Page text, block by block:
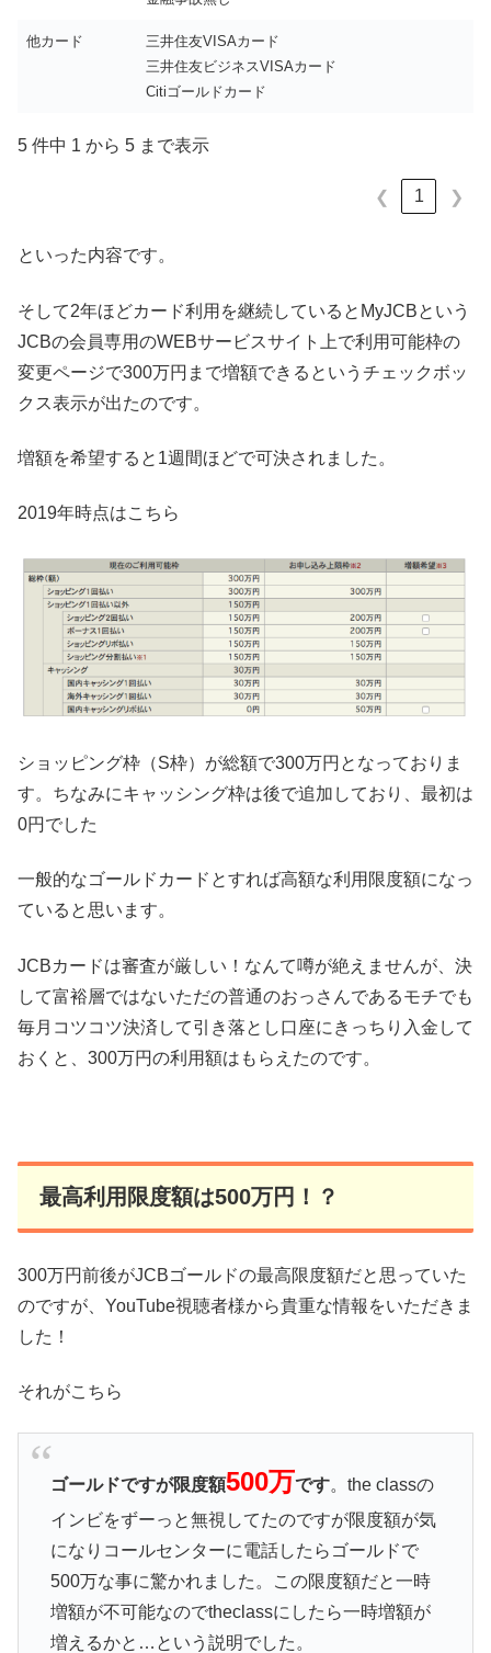
他カード
三井住友VISAカード
三井住友ビジネスVISAカード
Citiゴールドカード
5 件中 1 から 5 まで表示
❮ 1 ❯
といった内容です。
そして2年ほどカード利用を継続しているとMyJCBという
JCBの会員専用のWEBサービスサイト上で利用可能枠の
変更ページで300万円まで増額できるというチェックボッ
クス表示が出たのです。
増額を希望すると1週間ほどで可決されました。
2019年時点はこちら
ショッピング枠（S枠）が総額で300万円となっておりま
す。ちなみにキャッシング枠は後で追加しており、最初は
0円でした
一般的なゴールドカードとすれば高額な利用限度額になっ
ていると思います。
JCBカードは審査が厳しい！なんて噂が絶えませんが、決
して富裕層ではないただの普通のおっさんであるモチでも
毎月コツコツ決済して引き落とし口座にきっちり入金して
おくと、300万円の利用額はもらえたのです。
最高利用限度額は500万円！？
300万円前後がJCBゴールドの最高限度額だと思っていた
のですが、YouTube視聴者様から貴重な情報をいただきま
した！
それがこちら
ゴールドですが限度額500万です。the classの
インビをずーっと無視してたのですが限度額が気
になりコールセンターに電話したらゴールドで
500万な事に驚かれました。この限度額だと一時
増額が不可能なのでtheclassにしたら一時増額が
増えるかと…という説明でした。